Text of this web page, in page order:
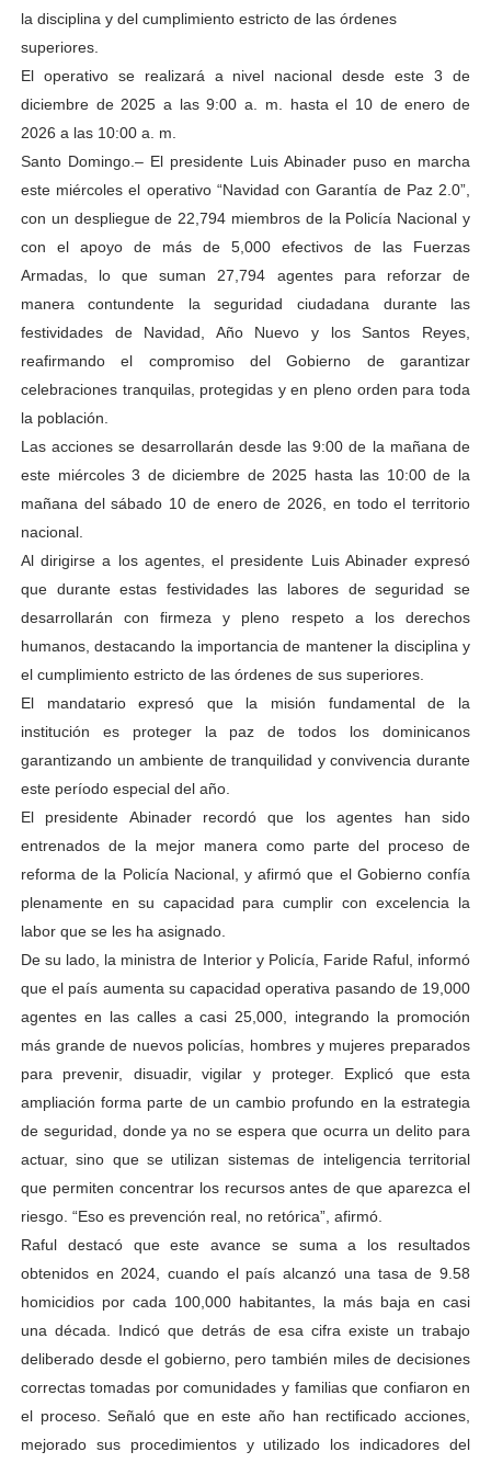
la disciplina y del cumplimiento estricto de las órdenes
superiores.
El operativo se realizará a nivel nacional desde este 3 de
diciembre de 2025 a las 9:00 a. m. hasta el 10 de enero de
2026 a las 10:00 a. m.
Santo Domingo.– El presidente Luis Abinader puso en marcha
este miércoles el operativo “Navidad con Garantía de Paz 2.0”,
con un despliegue de 22,794 miembros de la Policía Nacional y
con el apoyo de más de 5,000 efectivos de las Fuerzas
Armadas, lo que suman 27,794 agentes para reforzar de
manera contundente la seguridad ciudadana durante las
festividades de Navidad, Año Nuevo y los Santos Reyes,
reafirmando el compromiso del Gobierno de garantizar
celebraciones tranquilas, protegidas y en pleno orden para toda
la población.
Las acciones se desarrollarán desde las 9:00 de la mañana de
este miércoles 3 de diciembre de 2025 hasta las 10:00 de la
mañana del sábado 10 de enero de 2026, en todo el territorio
nacional.
Al dirigirse a los agentes, el presidente Luis Abinader expresó
que durante estas festividades las labores de seguridad se
desarrollarán con firmeza y pleno respeto a los derechos
humanos, destacando la importancia de mantener la disciplina y
el cumplimiento estricto de las órdenes de sus superiores.
El mandatario expresó que la misión fundamental de la
institución es proteger la paz de todos los dominicanos
garantizando un ambiente de tranquilidad y convivencia durante
este período especial del año.
El presidente Abinader recordó que los agentes han sido
entrenados de la mejor manera como parte del proceso de
reforma de la Policía Nacional, y afirmó que el Gobierno confía
plenamente en su capacidad para cumplir con excelencia la
labor que se les ha asignado.
De su lado, la ministra de Interior y Policía, Faride Raful, informó
que el país aumenta su capacidad operativa pasando de 19,000
agentes en las calles a casi 25,000, integrando la promoción
más grande de nuevos policías, hombres y mujeres preparados
para prevenir, disuadir, vigilar y proteger. Explicó que esta
ampliación forma parte de un cambio profundo en la estrategia
de seguridad, donde ya no se espera que ocurra un delito para
actuar, sino que se utilizan sistemas de inteligencia territorial
que permiten concentrar los recursos antes de que aparezca el
riesgo. “Eso es prevención real, no retórica”, afirmó.
Raful destacó que este avance se suma a los resultados
obtenidos en 2024, cuando el país alcanzó una tasa de 9.58
homicidios por cada 100,000 habitantes, la más baja en casi
una década. Indicó que detrás de esa cifra existe un trabajo
deliberado desde el gobierno, pero también miles de decisiones
correctas tomadas por comunidades y familias que confiaron en
el proceso. Señaló que en este año han rectificado acciones,
mejorado sus procedimientos y utilizado los indicadores del